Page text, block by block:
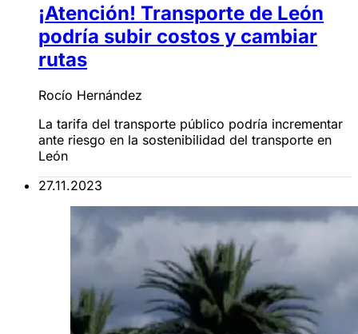
¡Atención! Transporte de León
podría subir costos y cambiar
rutas
Rocío Hernández
La tarifa del transporte público podría incrementar
ante riesgo en la sostenibilidad del transporte en
León
27.11.2023